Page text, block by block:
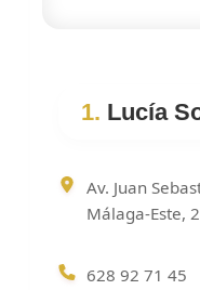
1. Lucía
Av. Juan
Málaga-Este,
628 92 71 45